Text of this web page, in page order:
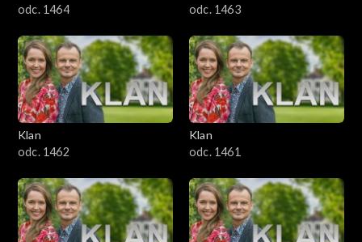
odc. 1464
odc. 1463
Klan
odc. 1462
Klan
odc. 1461